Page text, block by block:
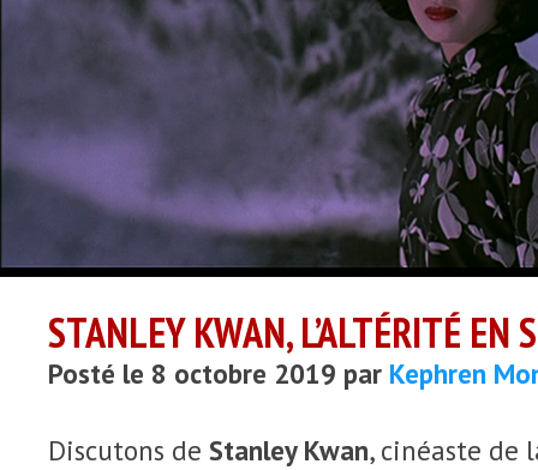
STANLEY KWAN, L’ALTÉRITÉ EN
Posté le 8 octobre 2019 par Kephren
Discutons de Stanley Kwan, cinéaste de